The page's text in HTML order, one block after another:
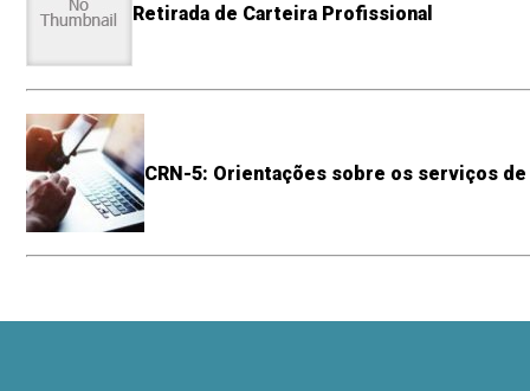
Retirada de Carteira Profissional
CRN-5: Orientações sobre os serviços